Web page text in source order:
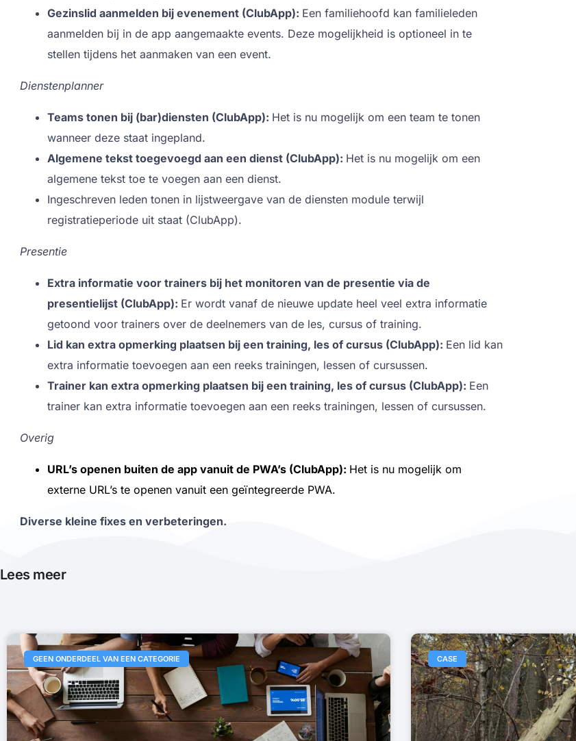
Gezinslid aanmelden bij evenement (ClubApp): Een familiehoofd kan familieleden
aanmelden bij in de app aangemaakte events. Deze mogelijkheid is optioneel in te
stellen tijdens het aanmaken van een event.
Dienstenplanner
Teams tonen bij (bar)diensten (ClubApp): Het is nu mogelijk om een team te tonen
wanneer deze staat ingepland.
Algemene tekst toegevoegd aan een dienst (ClubApp): Het is nu mogelijk om een
algemene tekst toe te voegen aan een dienst.
Ingeschreven leden tonen in lijstweergave van de diensten module terwijl
registratieperiode uit staat (ClubApp).
Presentie
Extra informatie voor trainers bij het monitoren van de presentie via de
presentielijst (ClubApp): Er wordt vanaf de nieuwe update heel veel extra informatie
getoond voor trainers over de deelnemers van de les, cursus of training.
Lid kan extra opmerking plaatsen bij een training, les of cursus (ClubApp): Een lid kan
extra informatie toevoegen aan een reeks trainingen, lessen of cursussen.
Trainer kan extra opmerking plaatsen bij een training, les of cursus (ClubApp): Een
trainer kan extra informatie toevoegen aan een reeks trainingen, lessen of cursussen.
Overig
URL’s openen buiten de app vanuit de PWA’s (ClubApp): Het is nu mogelijk om
externe URL’s te openen vanuit een geïntegreerde PWA.
Diverse kleine fixes en verbeteringen.
Lees meer
GEEN ONDERDEEL VAN EEN CATEGORIE CASE